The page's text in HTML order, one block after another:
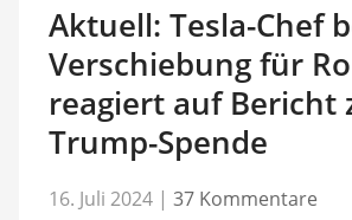
Aktuell: Tesla-Chef
Verschiebung für
reagiert auf Bericht
Trump-Spende
16. Juli 2024 | 37 Kommentare